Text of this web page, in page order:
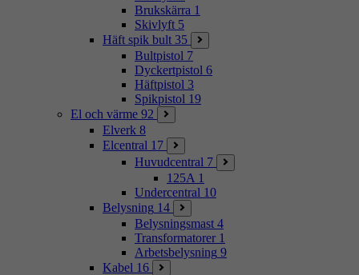
Brukskärra 1
Skivlyft 5
Häft spik bult 35
Bultpistol 7
Dyckertpistol 6
Häftpistol 3
Spikpistol 19
El och värme 92
Elverk 8
Elcentral 17
Huvudcentral 7
125A 1
Undercentral 10
Belysning 14
Belysningsmast 4
Transformatorer 1
Arbetsbelysning 9
Kabel 16